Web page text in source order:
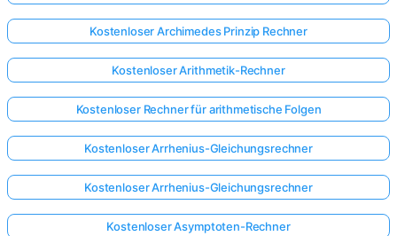
Kostenloser Archimedes Prinzip Rechner
Kostenloser Arithmetik-Rechner
Kostenloser Rechner für arithmetische Folgen
Kostenloser Arrhenius-Gleichungsrechner
Kostenloser Arrhenius-Gleichungsrechner
Kostenloser Asymptoten-Rechner